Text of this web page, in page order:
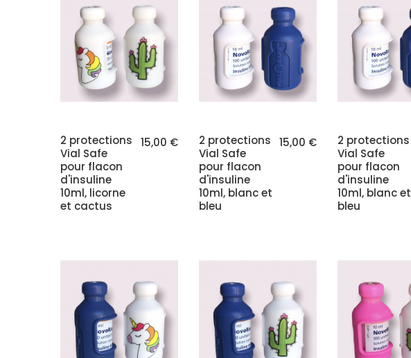
15,00 €
2 protections
Vial Safe
pour flacon
d'insuline
10ml, licorne
et cactus
15,00 €
2 protections
Vial Safe
pour flacon
d'insuline
10ml, blanc et
bleu
2 protections
Vial Safe
pour flacon
d'insuline
10ml, blanc et
bleu